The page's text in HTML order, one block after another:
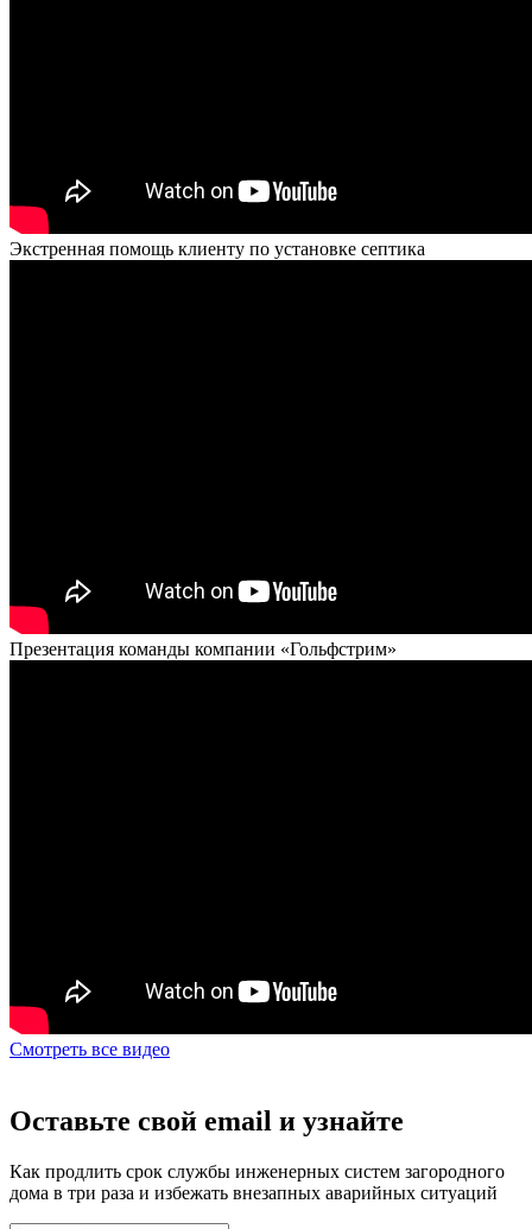
Экстренная помощь клиенту по установке септика
Презентация команды компании «Гольфстрим»
Смотреть все видео
Оставьте свой email и узнайте
Как продлить срок службы инженерных систем загородного
дома в три раза и избежать внезапных аварийных ситуаций